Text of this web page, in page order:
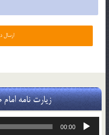
زیارت نامه
پخش‌کننده
00:00